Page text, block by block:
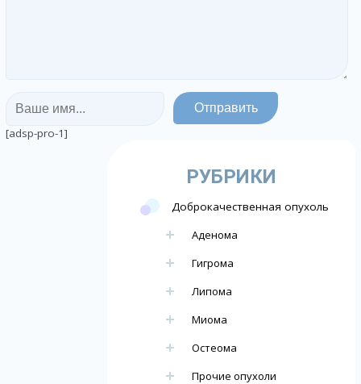
[adsp-pro-1]
РУБРИКИ
Доброкачественная опухоль
Аденома
Гигрома
Липома
Миома
Остеома
Прочие опухоли